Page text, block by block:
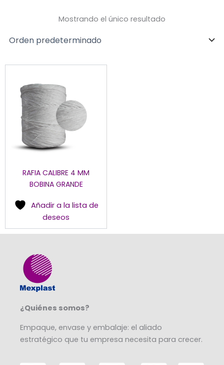
Mostrando el único resultado
RAFIA CALIBRE 4 MM
BOBINA GRANDE
Añadir a la lista de
deseos
¿Quiénes somos?
Empaque, envase y embalaje: el aliado
estratégico que tu empresa necesita para crecer.